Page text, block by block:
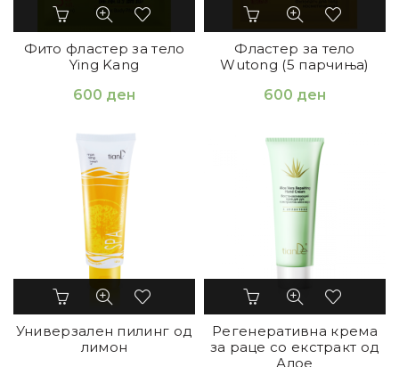
Фито фластер за тело
Ying Kang
600 ден
Фластер за тело
Wutong (5 парчиња)
600 ден
Универзален пилинг од
лимон
Регенеративна крема
за раце со екстракт од
Алое